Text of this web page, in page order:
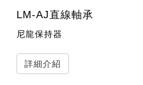
LM-AJ直線軸承
尼龍保持器
詳細介紹